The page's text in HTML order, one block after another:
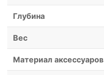
Глубина
Вес
Материал аксессуаров